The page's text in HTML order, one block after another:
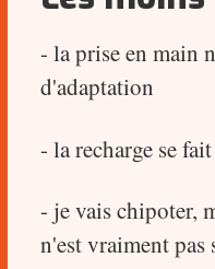
- la prise en main
d'adaptation
- la recharge se
- je vais chipoter,
n'est vraiment pas